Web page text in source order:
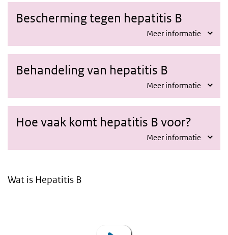
Bescherming tegen hepatitis B
Meer informatie
Behandeling van hepatitis B
Meer informatie
Hoe vaak komt hepatitis B voor?
Meer informatie
Wat is Hepatitis B